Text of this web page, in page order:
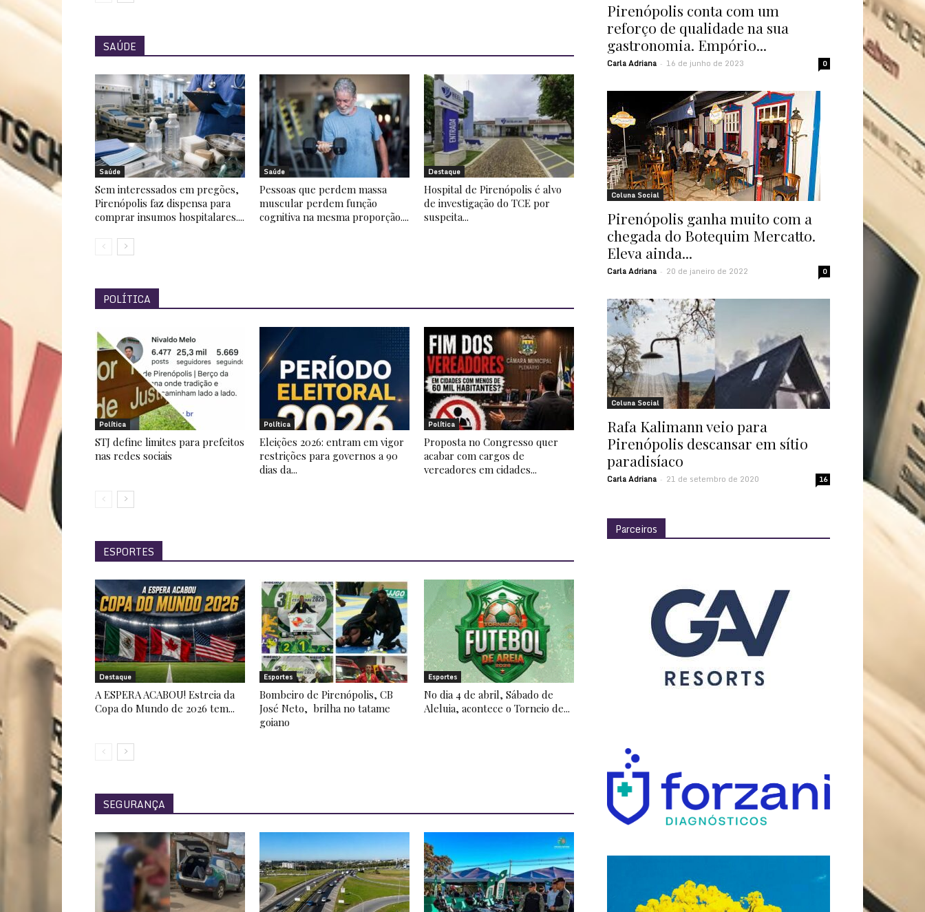
SAÚDE
Saúde
Sem interessados em pregões,
Pirenópolis faz dispensa para
comprar insumos hospitalares....
Saúde
Pessoas que perdem massa
muscular perdem função
cognitiva na mesma proporção....
Destaque
Hospital de Pirenópolis é alvo
de investigação do TCE por
suspeita...
POLÍTICA
Política
STJ define limites para prefeitos
nas redes sociais
Política
Eleições 2026: entram em vigor
restrições para governos a 90
dias da...
Política
Proposta no Congresso quer
acabar com cargos de
vereadores em cidades...
ESPORTES
Destaque
A ESPERA ACABOU! Estreia da
Copa do Mundo de 2026 tem...
Esportes
Bombeiro de Pirenópolis, CB
José Neto, brilha no tatame
goiano
Esportes
No dia 4 de abril, Sábado de
Aleluia, acontece o Torneio de...
SEGURANÇA
Pirenópolis conta com um
reforço de qualidade na sua
gastronomia. Empório...
Carla Adriana - 16 de junho de 2023 0
Coluna Social
Pirenópolis ganha muito com a
chegada do Botequim Mercatto.
Eleva ainda...
Carla Adriana - 20 de janeiro de 2022 0
Coluna Social
Rafa Kalimann veio para
Pirenópolis descansar em sítio
paradisíaco
Carla Adriana - 21 de setembro de 2020 16
Parceiros